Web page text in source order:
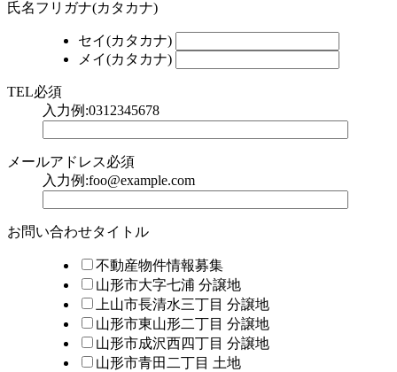
氏名フリガナ(カタカナ)
セイ(カタカナ)
メイ(カタカナ)
TEL必須
入力例:0312345678
メールアドレス必須
入力例:foo@example.com
お問い合わせタイトル
不動産物件情報募集
山形市大字七浦 分譲地
上山市長清水三丁目 分譲地
山形市東山形二丁目 分譲地
山形市成沢西四丁目 分譲地
山形市青田二丁目 土地